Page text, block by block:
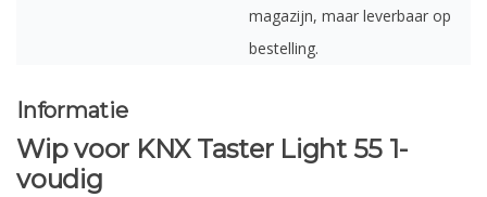
magazijn, maar leverbaar op
bestelling.
Informatie
Wip voor KNX Taster Light 55 1-
voudig